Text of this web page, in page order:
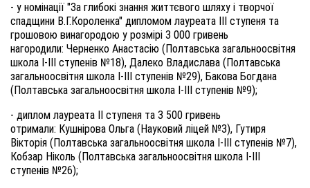
- у номінації "За глибокі знання життєвого шляху і творчої
спадщини В.Г.Короленка" дипломом лауреата III ступеня та
грошовою винагородою у розмірі 3 000 гривень
нагородили: Черненко Анастасію (Полтавська загальноосвітня
школа І-III ступенів №18), Далеко Владислава (Полтавська
загальноосвітня школа І-III ступенів №29), Бакова Богдана
(Полтавська загальноосвітня школа І-III ступенів №9);
- диплом лауреата II ступеня та 3 500 гривень
отримали: Кушнірова Ольга (Науковий ліцей №3), Гутиря
Вікторія (Полтавська загальноосвітня школа І-III ступенів №7),
Кобзар Ніколь (Полтавська загальноосвітня школа І-III
ступенів №26);